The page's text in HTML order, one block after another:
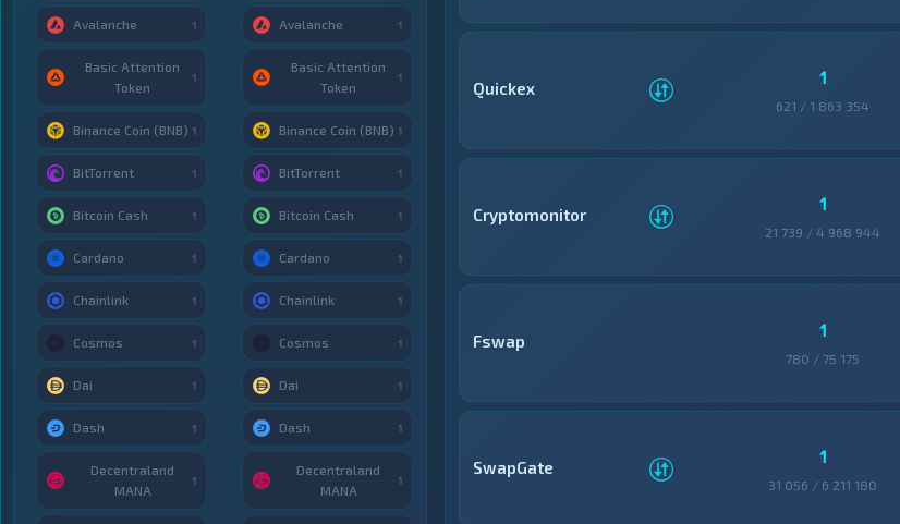
Quickex 1
621 / 1 863 354
Cryptomonitor 1
21 739 / 4 968 944
Fswap 1
780 / 75 175
SwapGate 1
31 056 / 6 211 180
Avalanche 1
Basic Attention
Token
1
Binance Coin (BNB) 1
BitTorrent 1
Bitcoin Cash 1
Cardano 1
Chainlink 1
Cosmos 1
Dai 1
Dash 1
Decentraland
MANA
1
Avalanche 1
Basic Attention
Token
1
Binance Coin (BNB) 1
BitTorrent 1
Bitcoin Cash 1
Cardano 1
Chainlink 1
Cosmos 1
Dai 1
Dash 1
Decentraland
MANA
1